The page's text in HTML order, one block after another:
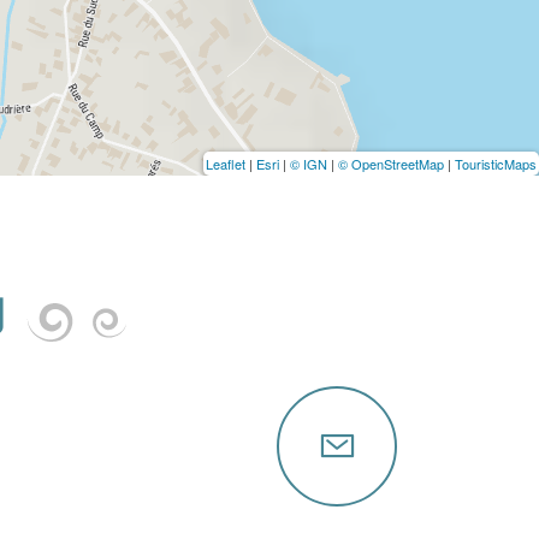
Leaflet | Esri | © IGN | © OpenStreetMap | TouristicMaps